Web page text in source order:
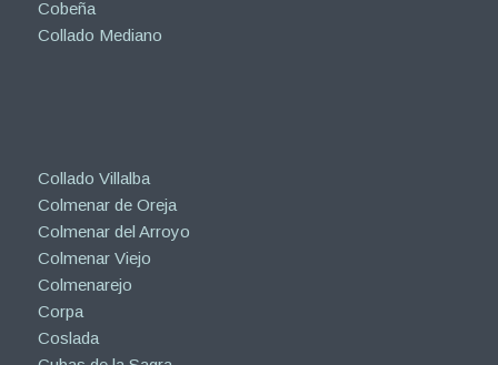
Cobeña
Collado Mediano
Collado Villalba
Colmenar de Oreja
Colmenar del Arroyo
Colmenar Viejo
Colmenarejo
Corpa
Coslada